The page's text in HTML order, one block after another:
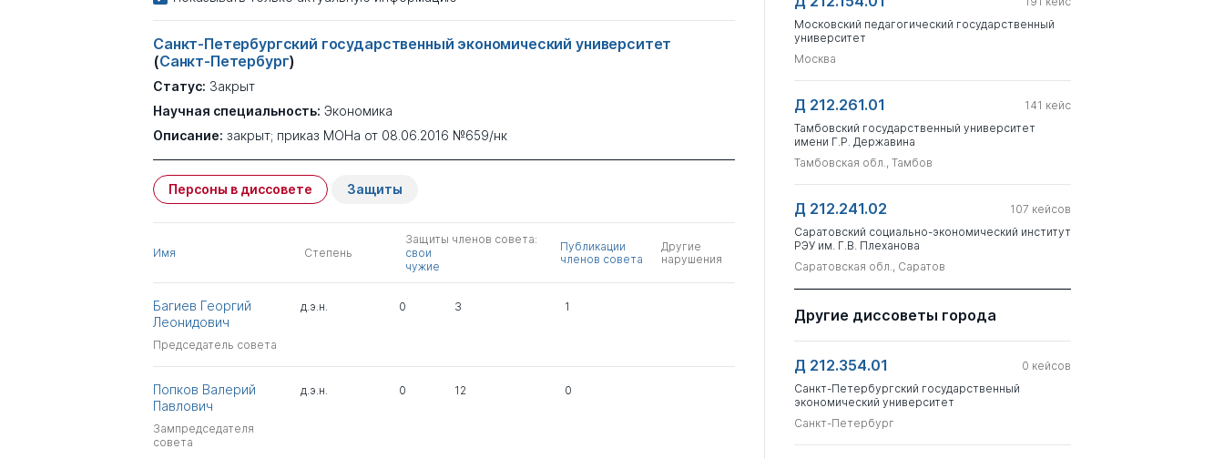
Санкт-Петербургский государственный экономический университет
(Санкт-Петербург)
Статус: Закрыт
Научная специальность: Экономика
Описание: закрыт; приказ МОНа от 08.06.2016 №659/нк
Персоны в диссовете Защиты
Имя Степень
Защиты членов совета:
свои
чужие
Публикации
членов совета
Другие
нарушения
Багиев Георгий
Леонидович
Председатель совета
д.э.н. 0 3 1
Попков Валерий
Павлович
Зампредседателя
совета
д.э.н. 0 12 0
Московский педагогический государственный
университет
Москва
Д 212.261.01 141 кейс
Тамбовский государственный университет
имени Г.Р. Державина
Тамбовская обл., Тамбов
Д 212.241.02 107 кейсов
Саратовский социально-экономический институт
РЭУ им. Г.В. Плеханова
Саратовская обл., Саратов
Другие диссоветы города
Д 212.354.01 0 кейсов
Санкт-Петербургский государственный
экономический университет
Санкт-Петербург